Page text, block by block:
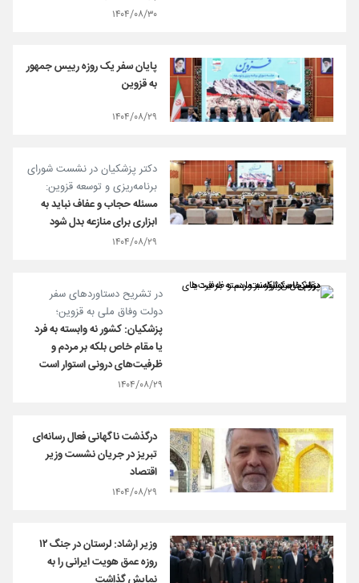
۱۴۰۴/۰۸/۳۰
پایان سفر یک‌ روزه رییس‌ جمهور
به قزوین
۱۴۰۴/۰۸/۲۹
دکتر پزشکیان در نشست شورای
برنامه‌ریزی و توسعه قزوین:
مسئله حجاب و عفاف نباید به
ابزاری برای منازعه بدل شود
۱۴۰۴/۰۸/۲۹
در تشریح دستاوردهای سفر
دولت وفاق ملی به قزوین؛
پزشکیان: کشور نه وابسته به فرد
یا مقام خاص بلکه بر مردم و
ظرفیت‌های درونی استوار است
۱۴۰۴/۰۸/۲۹
درگذشت ناگهانی فعال رسانه‌ای
تبریز در جریان نشست وزیر
اقتصاد
۱۴۰۴/۰۸/۲۹
وزیر ارشاد: لرستان در جنگ ۱۲
روزه عمق هویت ایرانی را به